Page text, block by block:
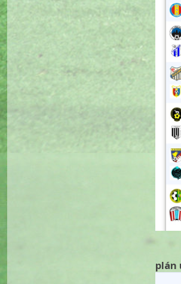
plán